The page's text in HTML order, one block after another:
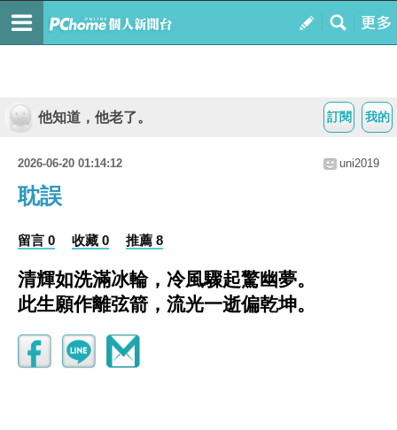
我的
訂閱
他知道，他老了。
2026-06-20 01:14:12 uni2019
耽誤
留言 0 收藏 0 推薦 8
清輝如洗滿冰輪，冷風驟起驚幽夢。
此生願作離弦箭，流光一逝偏乾坤。